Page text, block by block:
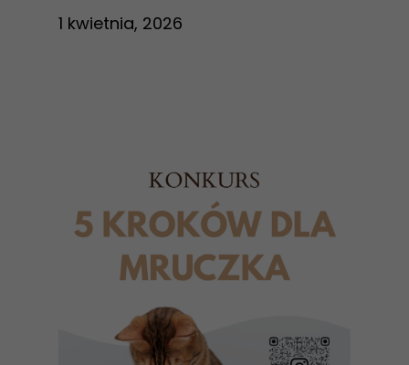
1 kwietnia, 2026